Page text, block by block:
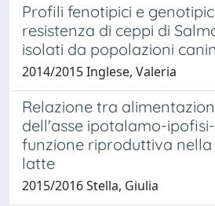
Profili fenotipici e
resistenza di ceppi di
isolati da popolazioni
2014/2015 Inglese, Valeria
Relazione tra
dell'asse ipotalamo-
funzione riproduttiva
latte
2015/2016 Stella, Giulia